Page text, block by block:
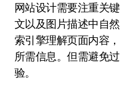
网站设计需要注重关
文以及图片描述中自
索引擎理解页面内容
所需信息。但需避免
验。